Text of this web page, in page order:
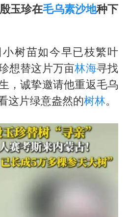
玉珍在毛乌素沙地种下
树苗如今早已枝繁叶
想替这片万亩林海寻找
，诚挚邀请他重返毛乌
这片绿意盎然的树林。